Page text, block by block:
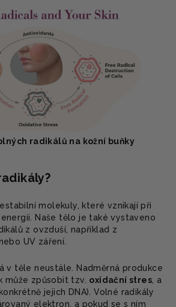
radikálů na kožní buňky
molekuly, které vznikají při
Naše tělo je také vystaveno
z ovzduší, například z
UV záření.
v těle neustále. Nadměrná produkce
může způsobit tzv. oxidační stres , a
jejich DNA). Volné radikály
elektron, a pokud se s ním